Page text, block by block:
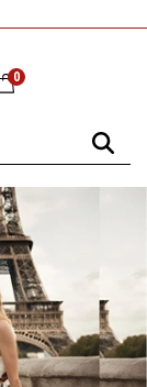
0